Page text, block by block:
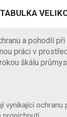
TABULKA
a pohodlí
práci v
škálu
vynikající ochranu